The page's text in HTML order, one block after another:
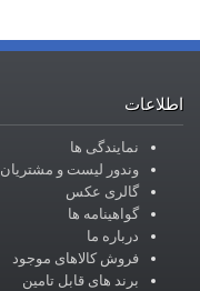
اطلاعات
نمایندگی ها
وندور لیست و مشتریان
گالری عکس
گواهینامه ها
درباره ما
فروش کالاهای موجود
برند های قابل تامین